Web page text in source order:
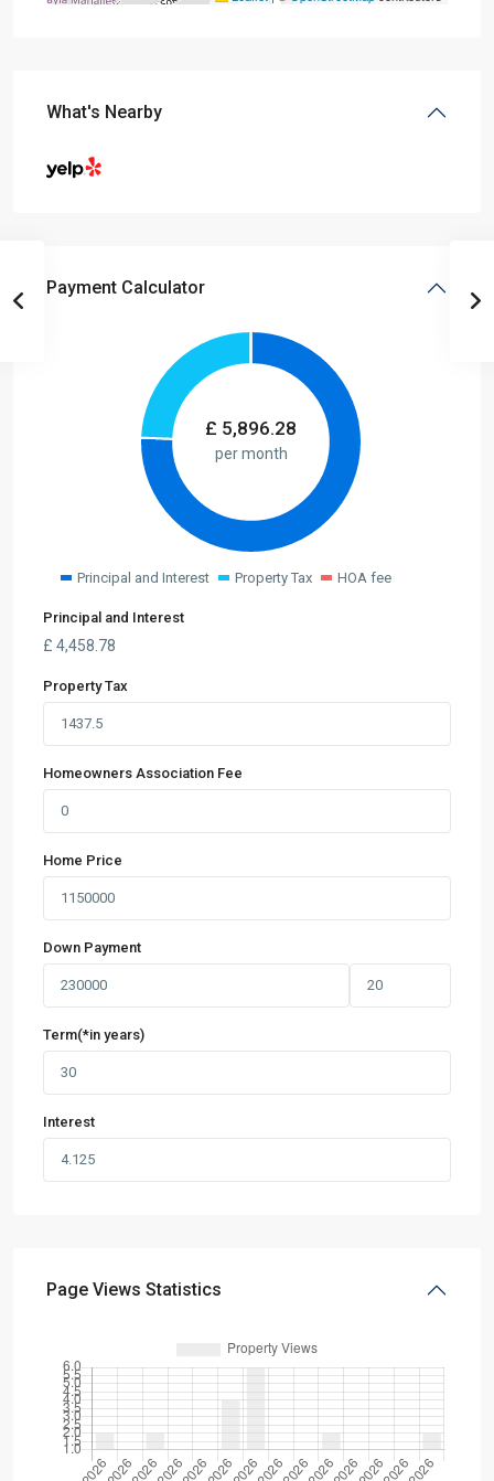
What's Nearby
Payment Calculator
£ 5,896.28
per month
Principal and Interest Property Tax HOA fee
Principal and Interest
£ 4,458.78
Property Tax
Homeowners Association Fee
Home Price
Down Payment
Term(*in years)
Interest
Page Views Statistics